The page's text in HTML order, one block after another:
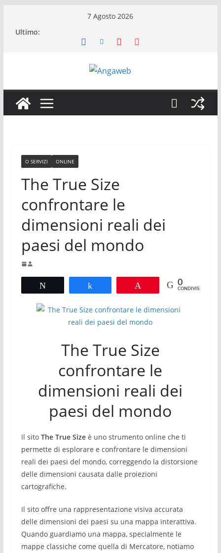
7 Agosto 2026
Ultimo:
O SERVIZI ONLINE
The True Size
confrontare le
dimensioni reali dei
paesi del mondo
0
CONDIVISIONI
The True Size
confrontare le
dimensioni reali dei
paesi del mondo
Il sito The True Sizeè uno strumento online che ti
permette di esplorare e confrontare le dimensioni
reali dei paesi del mondo, correggendo la distorsione
delle dimensioni causata dalle proiezioni
cartografiche.
Il sito offre una rappresentazione visiva accurata
delle dimensioni dei paesi su una mappa interattiva.
Quando guardiamo una mappa, specialmente le
mappe classiche come quella di Mercatore, notiamo